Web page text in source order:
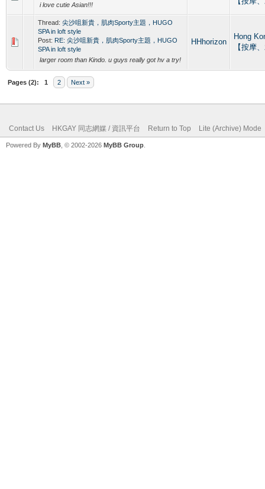
i love cutie Asian!!!
Thread: 尖沙咀新貴，肌肉Sporty主題，HUGO
SPA in loft style
Post: RE: 尖沙咀新貴，肌肉Sporty主題，HUGO
SPA in loft style
larger room than Kindo. u guys really got hv a try!
HHhorizon
Hong
【按摩
Pages (2): 1 2 Next »
Contact Us HKGAY 同志網媒 / 資訊平台 Return to Top Lite (Archive) Mode
Powered By MyBB , © 2002-2026 MyBB Group